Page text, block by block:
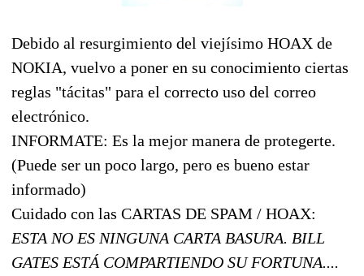
Debido al resurgimiento del viejísimo HOAX de
NOKIA, vuelvo a poner en su conocimiento ciertas
reglas "tácitas" para el correcto uso del correo
electrónico.
INFORMATE: Es la mejor manera de protegerte.
(Puede ser un poco largo, pero es bueno estar
informado)
Cuidado con las CARTAS DE SPAM / HOAX:
ESTA NO ES NINGUNA CARTA BASURA. BILL
GATES ESTÁ COMPARTIENDO SU FORTUNA....